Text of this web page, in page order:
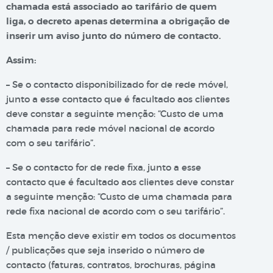
chamada está associado ao tarifário de quem
liga, o decreto apenas determina a obrigação de
inserir um aviso junto do número de contacto.
Assim:
– Se o contacto disponibilizado for de rede móvel,
junto a esse contacto que é facultado aos clientes
deve constar a seguinte menção: “Custo de uma
chamada para rede móvel nacional de acordo
com o seu tarifário”.
– Se o contacto for de rede fixa, junto a esse
contacto que é facultado aos clientes deve constar
a seguinte menção: “Custo de uma chamada para
rede fixa nacional de acordo com o seu tarifário”.
Esta menção deve existir em todos os documentos
/ publicações que seja inserido o número de
contacto (faturas, contratos, brochuras, página